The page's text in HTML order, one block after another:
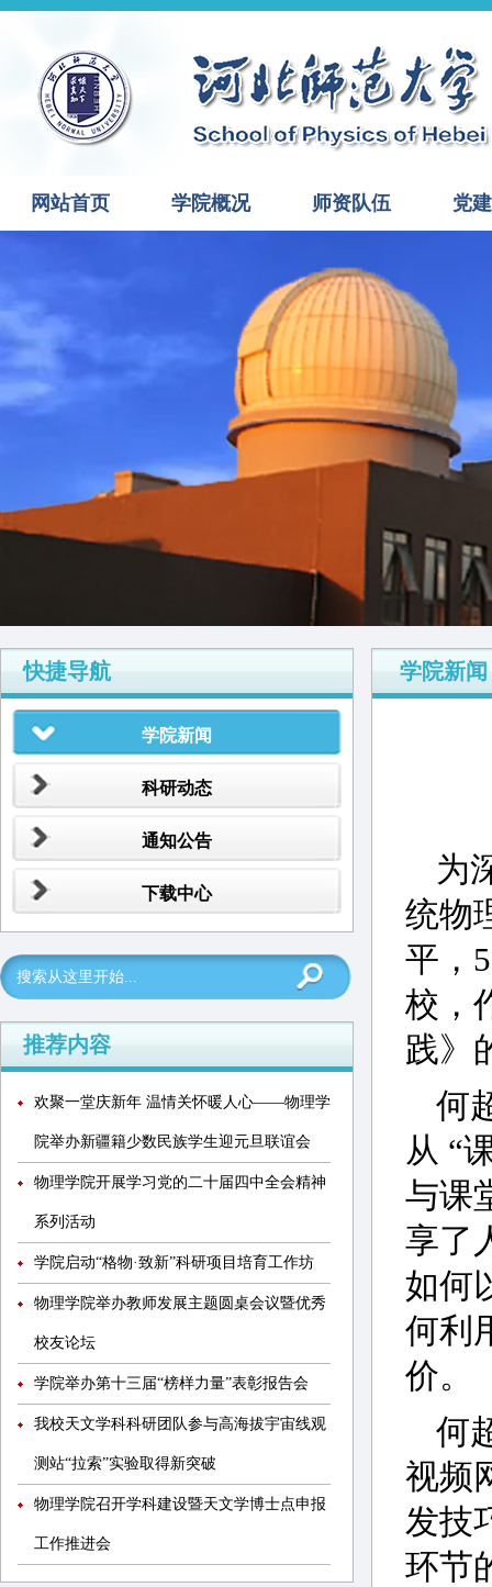
网站首页 学院概况 师资队伍 党
快捷导航
学院新闻
科研动态
通知公告
下载中心
推荐内容
欢聚一堂庆新年 温情关怀暖人心——物理学
院举办新疆籍少数民族学生迎元旦联谊会
物理学院开展学习党的二十届四中全会精神
系列活动
学院启动“格物·致新”科研项目培育工作坊
物理学院举办教师发展主题圆桌会议暨优秀
校友论坛
学院举办第十三届“榜样力量”表彰报告会
我校天文学科科研团队参与高海拔宇宙线观
测站“拉索”实验取得新突破
物理学院召开学科建设暨天文学博士点申报
工作推进会
学院新闻
为
统物
平，
校，
践》
何
从 “
与课
享了
如何
何利
价。
何
视频
发技
环节